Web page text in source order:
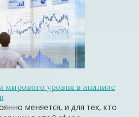
мирового уровня в анализе
меняется, и для тех, кто